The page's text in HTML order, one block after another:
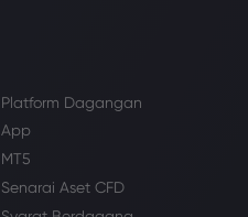
Platform Dagangan
App
MT5
Senarai Aset CFD